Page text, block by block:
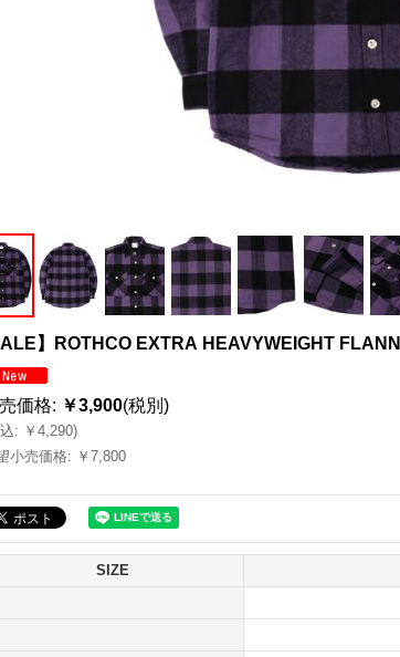
】ROTHCO EXTRA HEAVYWEIGHT
価格: ￥3,900(税別)
: ￥4,290)
小売価格: ￥7,800
SIZE